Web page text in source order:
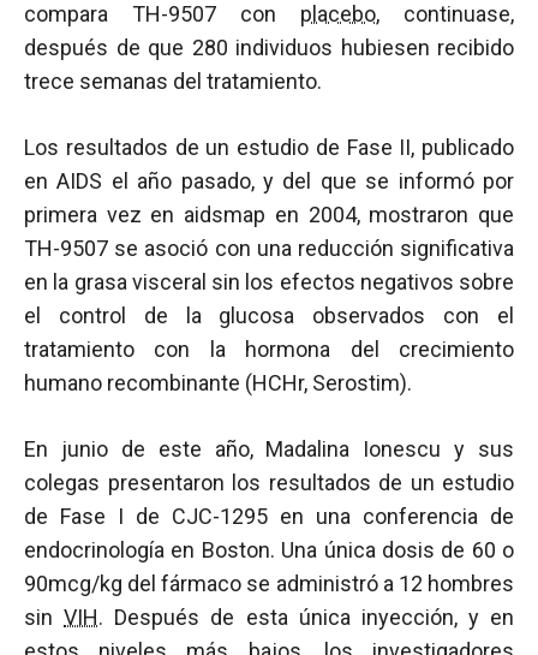
compara TH-9507 con placebo, continuase,
después de que 280 individuos hubiesen recibido
trece semanas del tratamiento.
Los resultados de un estudio de Fase II, publicado
en AIDS el año pasado, y del que se informó por
primera vez en aidsmap en 2004, mostraron que
TH-9507 se asoció con una reducción significativa
en la grasa visceral sin los efectos negativos sobre
el control de la glucosa observados con el
tratamiento con la hormona del crecimiento
humano recombinante (HCHr, Serostim).
En junio de este año, Madalina Ionescu y sus
colegas presentaron los resultados de un estudio
de Fase I de CJC-1295 en una conferencia de
endocrinología en Boston. Una única dosis de 60 o
90mcg/kg del fármaco se administró a 12 hombres
sinVIH. Después de esta única inyección, y en